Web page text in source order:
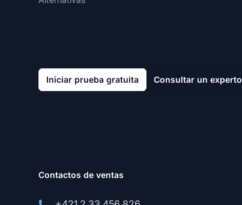
Iniciar prueba gratuita Consultar un experto
Contactos de ventas